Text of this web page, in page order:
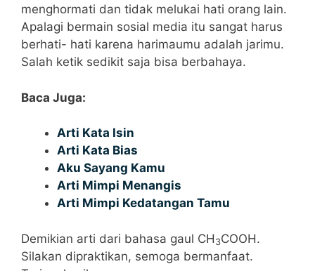
menghormati dan tidak melukai hati orang lain.
Apalagi bermain sosial media itu sangat harus
berhati- hati karena harimaumu adalah jarimu.
Salah ketik sedikit saja bisa berbahaya.
Baca Juga:
Arti Kata Isin
Arti Kata Bias
Aku Sayang Kamu
Arti Mimpi Menangis
Arti Mimpi Kedatangan Tamu
Demikian arti dari bahasa gaul CH 3COOH.
Silakan dipraktikan, semoga bermanfaat.